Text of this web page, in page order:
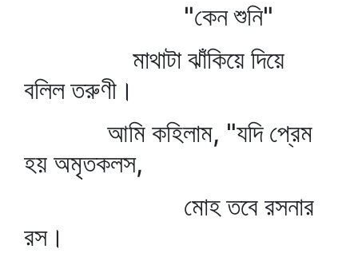
"কেন শুনি"
মাথাটা ঝাঁকিয়ে দিয়ে
বলিল তরুণী।
আমি কহিলাম, "যদি প্রেম
হয় অমৃতকলস,
মোহ তবে রসনার
রস।